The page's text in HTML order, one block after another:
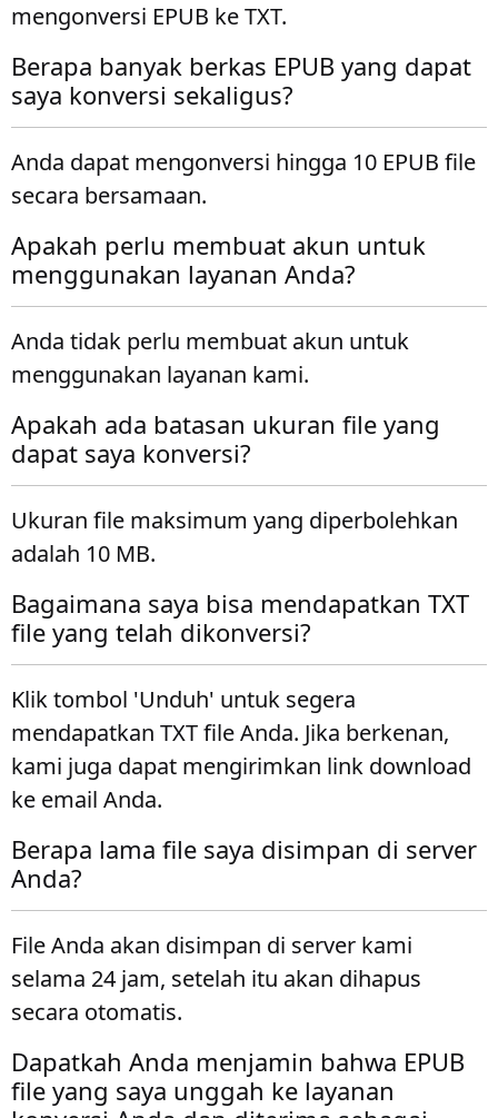
mengonversi EPUB ke TXT.
Berapa banyak berkas EPUB yang dapat
saya konversi sekaligus?
Anda dapat mengonversi hingga 10 EPUB file
secara bersamaan.
Apakah perlu membuat akun untuk
menggunakan layanan Anda?
Anda tidak perlu membuat akun untuk
menggunakan layanan kami.
Apakah ada batasan ukuran file yang
dapat saya konversi?
Ukuran file maksimum yang diperbolehkan
adalah 10 MB.
Bagaimana saya bisa mendapatkan TXT
file yang telah dikonversi?
Klik tombol 'Unduh' untuk segera
mendapatkan TXT file Anda. Jika berkenan,
kami juga dapat mengirimkan link download
ke email Anda.
Berapa lama file saya disimpan di server
Anda?
File Anda akan disimpan di server kami
selama 24 jam, setelah itu akan dihapus
secara otomatis.
Dapatkah Anda menjamin bahwa EPUB
file yang saya unggah ke layanan